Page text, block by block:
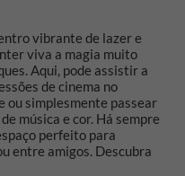
vibrante de lazer e
viva a magia muito
Aqui, pode assistir a
de cinema no
ou simplesmente passear
música e cor. Há sempre
perfeito para
entre amigos. Descubra